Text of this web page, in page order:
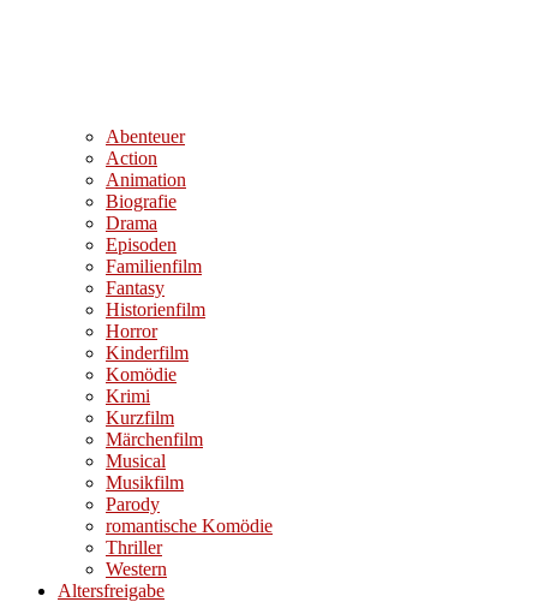
Abenteuer
Action
Animation
Biografie
Drama
Episoden
Familienfilm
Fantasy
Historienfilm
Horror
Kinderfilm
Komödie
Krimi
Kurzfilm
Märchenfilm
Musical
Musikfilm
Parody
romantische Komödie
Thriller
Western
Altersfreigabe